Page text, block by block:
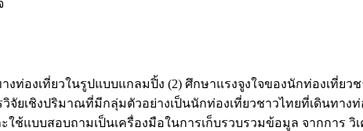
เที่ยวในรูปแบบแกลมปิ้ง (2) ศึกษาแรงจูงใจของนักท่องเที่ยวช
จัยเชิงปริมาณที่มีกลุ่มตัวอย่างเป็นนักท่องเที่ยวชาวไทยที่เดินทาง
ใช้แบบสอบถามเป็นเครื่องมือในการเก็บรวบรวมข้อมูล จากการ